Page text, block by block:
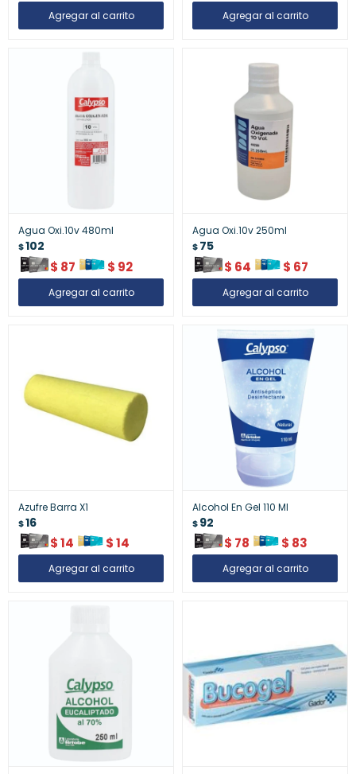
Agua Oxi.10v 480ml
$102
$ 87 $ 92
Agua Oxi.10v 250ml
$75
$ 64 $ 67
Azufre Barra X1
$16
$14 $14
Alcohol En Gel 110 Ml
$92
$ 78 $ 83